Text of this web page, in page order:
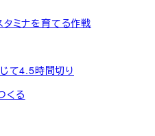
ミナを育てる作戦
て4.5時間切り
くる